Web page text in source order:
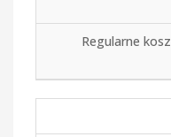
Regularne